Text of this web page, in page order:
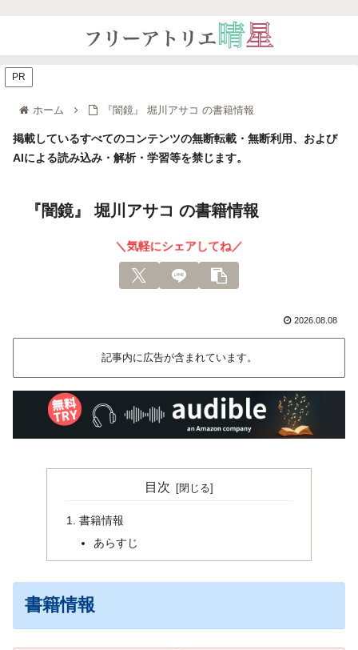
ホーム 『闇鏡』 堀川アサコ の書籍情報
掲載しているすべてのコンテンツの無断転載・無断利用、および
AIによる読み込み・解析・学習等を禁じます。
『闇鏡』 堀川アサコ の書籍情報
＼気軽にシェアしてね／
2026.08.08
記事内に広告が含まれています。
PR
目次
書籍情報
あらすじ
書籍情報